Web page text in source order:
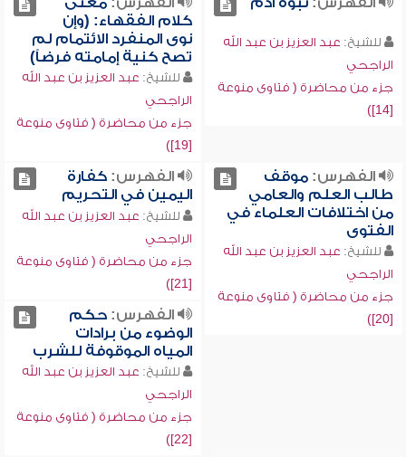
للشيخ: عبد العزيز بن عبد الله
الراجحي
جزء من محاضرة ( فتاوى منوعة
[14])
كلام الفقهاء: (وإن
نوى المنفرد الائتمام لم
تصح كنية إمامته فرضاً)
للشيخ: عبد العزيز بن عبد الله
الراجحي
جزء من محاضرة ( فتاوى منوعة
[19])
الفهرس:موقف
طالب العلم والعامي
من اختلافات العلماء في
الفتوى
للشيخ: عبد العزيز بن عبد الله
الراجحي
جزء من محاضرة ( فتاوى منوعة
[20])
الفهرس:كفارة
اليمين في التحريم
للشيخ: عبد العزيز بن عبد الله
الراجحي
جزء من محاضرة ( فتاوى منوعة
[21])
الفهرس:حكم
الوضوء من برادات
المياه الموقوفة للشرب
للشيخ: عبد العزيز بن عبد الله
الراجحي
جزء من محاضرة ( فتاوى منوعة
[22])